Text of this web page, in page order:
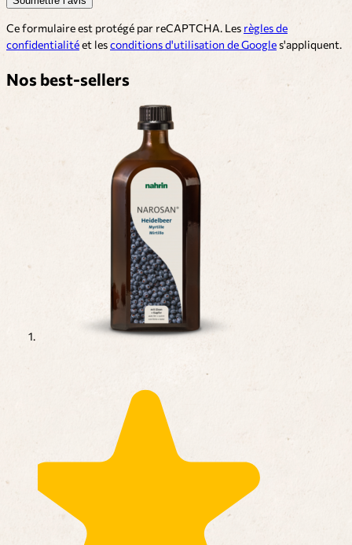
Ce formulaire est protégé par reCAPTCHA. Les règles de
confidentialitéet lesconditions d'utilisation de Google s'appliquent.
Nos best-sellers